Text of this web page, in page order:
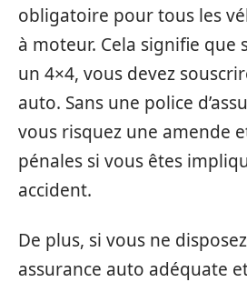
obligatoire pour tous les
à moteur. Cela signifie que
un 4×4, vous devez
auto. Sans une police
vous risquez une amende
pénales si vous êtes
accident.
De plus, si vous ne
assurance auto adéquate